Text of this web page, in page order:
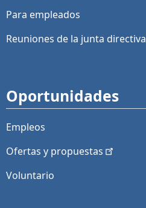
Para empleados
Reuniones de la junta directiva
Oportunidades
Empleos
Ofertas y propuestas
Voluntario